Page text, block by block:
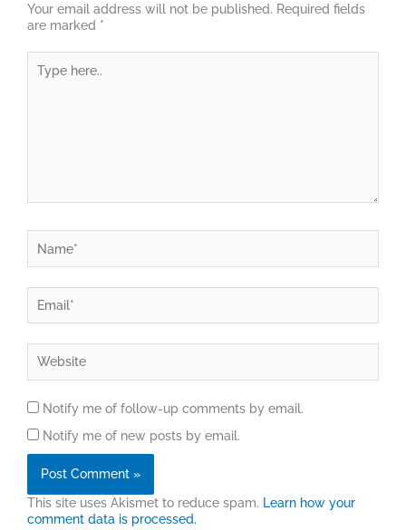
Your email address will not be published. Required fields
are marked *
here..
Notify me of follow-up comments by email.
Notify me of new posts by email.
This site uses Akismet to reduce spam. Learn how your
comment data is processed.